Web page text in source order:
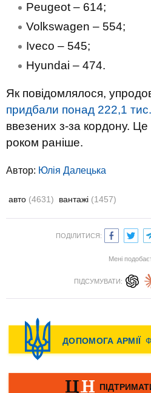
Peugeot – 614;
Volkswagen – 554;
Iveco – 545;
Hyundai – 474.
Як повідомлялося,
придбали понад 222,1
ввезених з-за кордону.
роком раніше.
Автор: Юлiя Далецька
авто (4631) вантажі (1457)
ПОДІЛИТИСЯ:
Мені
ПІДСУМУВАТИ: